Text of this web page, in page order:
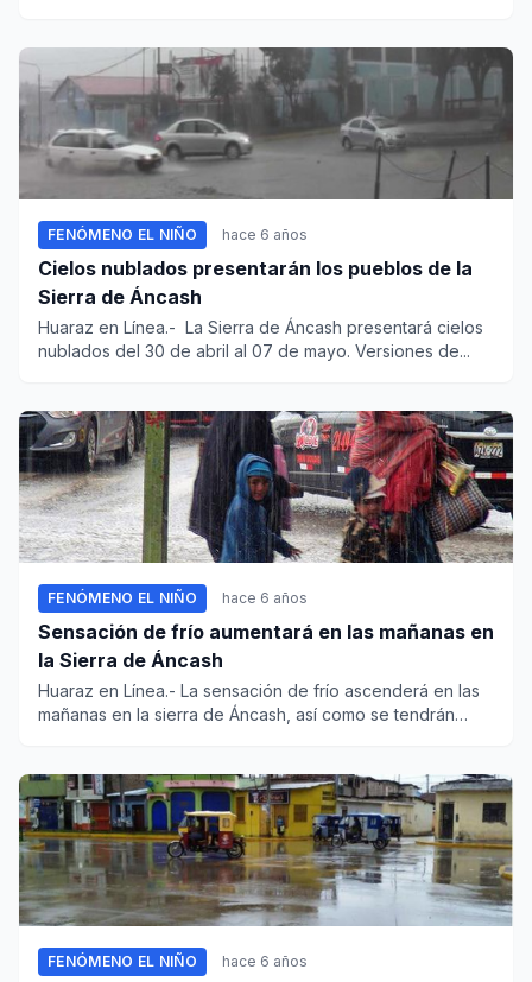
FENÓMENO EL NIÑO hace 6 años
Cielos nublados presentarán los pueblos de la
Sierra de Áncash
Huaraz en Línea.- La Sierra de Áncash presentará cielos
nublados del 30 de abril al 07 de mayo. Versiones de...
FENÓMENO EL NIÑO hace 6 años
Sensación de frío aumentará en las mañanas en
la Sierra de Áncash
Huaraz en Línea.- La sensación de frío ascenderá en las
mañanas en la sierra de Áncash, así como se tendrán
FENÓMENO EL NIÑO hace 6 años